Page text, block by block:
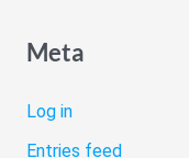
Meta
Log in
Entries feed